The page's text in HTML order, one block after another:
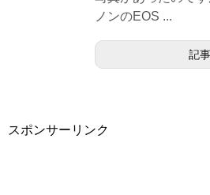
ノンのEOS ...
記
スポンサーリンク